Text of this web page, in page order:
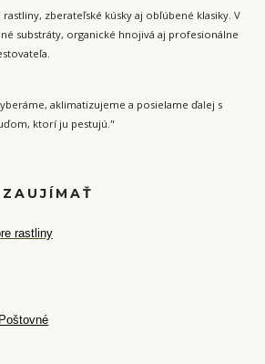
zberateľské kúsky aj obľúbené klasiky. V
substráty, organické hnojivá aj profesionálne
aklimatizujeme a posielame ďalej s
ktorí ju pestujú."
rastliny